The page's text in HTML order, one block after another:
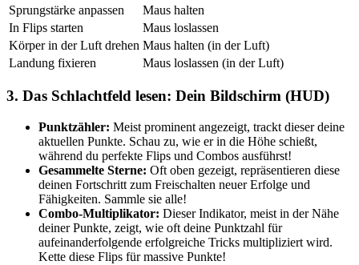
Sprungstärke anpassen
Maus halten
In Flips starten
Maus loslassen
Körper in der Luft drehen Maus halten (in der Luft)
Landung fixieren
Maus loslassen (in der Luft)
3. Das Schlachtfeld lesen: Dein Bildschirm (HUD)
Punktzähler: Meist prominent angezeigt, trackt dieser deine
aktuellen Punkte. Schau zu, wie er in die Höhe schießt,
während du perfekte Flips und Combos ausführst!
Gesammelte Sterne: Oft oben gezeigt, repräsentieren diese
deinen Fortschritt zum Freischalten neuer Erfolge und
Fähigkeiten. Sammle sie alle!
Combo-Multiplikator: Dieser Indikator, meist in der Nähe
deiner Punkte, zeigt, wie oft deine Punktzahl für
aufeinanderfolgende erfolgreiche Tricks multipliziert wird.
Kette diese Flips für massive Punkte!